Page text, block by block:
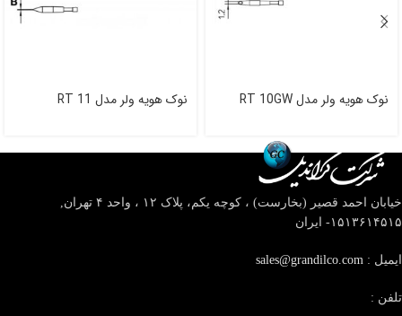
نوک هویه ولر مدل RT 10GW نوک هویه ولر مدل RT 11
خیابان احمد قصیر (بخارست) ، کوچه یکم، پلاک ۱۲ ، واحد ۴
تهران,
۱۵۱۳۶۱۴۵۱۵- ایران
ایمیل : sales@grandilco.com
تلفن :